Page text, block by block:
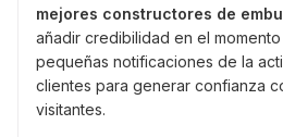
mejores constructores de
añadir credibilidad en el
pequeñas notificaciones de la
clientes para generar confianza
visitantes.